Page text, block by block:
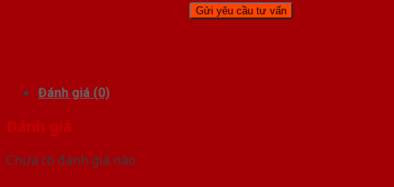
Đánh giá (0)
Đánh giá
Chưa có đánh giá nào.